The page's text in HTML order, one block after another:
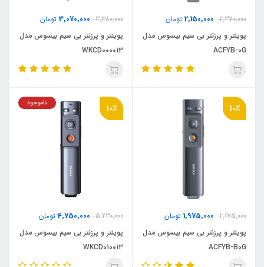
2,370,000
2,150,000 تومان
پوینتر و پرزنتر بی سیم بیسوس مدل
ACFYB-0G
3,380,000
3,070,000 تومان
پوینتر و پرزنتر بی سیم بیسوس مدل
WKCD000013
10٪
2,175,000
1,975,000 تومان
پوینتر و پرزنتر بی سیم بیسوس مدل
ACFYB-B0G
10٪
5,230,000
4,750,000تومان
ناموجود
پوینتر و پرزنتر بی سیم بیسوس مدل
WKCD010013